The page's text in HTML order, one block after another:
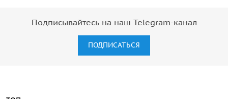
Подписывайтесь на наш Telegram-канал
ПОДПИСАТЬСЯ